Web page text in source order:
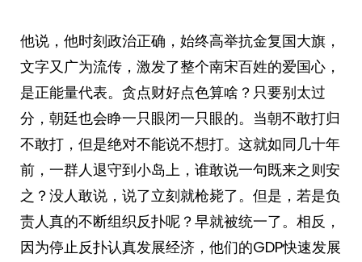
他说，他时刻政治正确，始终高举抗金复国大旗，
文字又广为流传，激发了整个南宋百姓的爱国心，
是正能量代表。贪点财好点色算啥？只要别太过
分，朝廷也会睁一只眼闭一只眼的。当朝不敢打归
不敢打，但是绝对不能说不想打。这就如同几十年
前，一群人退守到小岛上，谁敢说一句既来之则安
之？没人敢说，说了立刻就枪毙了。但是，若是负
责人真的不断组织反扑呢？早就被统一了。相反，
因为停止反扑认真发展经济，他们的GDP快速发展